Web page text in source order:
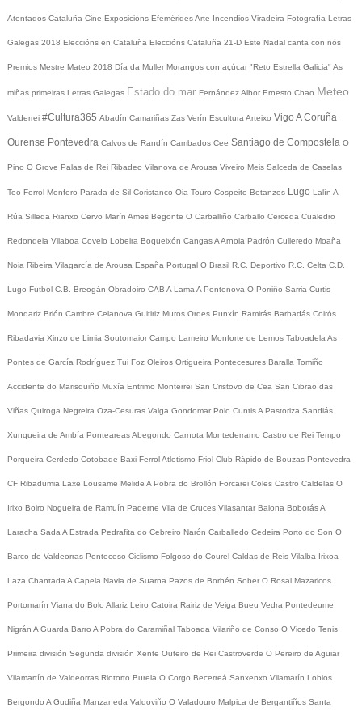
Atentados Cataluña Cine Exposicións EfeméridesArte Incendios Viradeira Fotografía Letras
Galegas 2018 Eleccións en Cataluña Eleccións Cataluña 21-D Este Nadal canta con nós
Premios Mestre Mateo 2018 Día da Muller Morangos con açúcar "Reto Estrella Galicia" As
miñas primeiras Letras Galegas Estado do mar Fernández Albor Ernesto Chao Meteo
Valderrei #Cultura365 Abadín Camariñas Zas Verín Escultura Arteixo Vigo A Coruña
Ourense Pontevedra Calvos de Randín Cambados Cee Santiago de Compostela O
Pino O Grove Palas de Rei Ribadeo Vilanova de Arousa Viveiro Meis Salceda de Caselas
Teo Ferrol Monfero Parada de Sil Coristanco Oia Touro Cospeito Betanzos Lugo Lalín A
Rúa Silleda Rianxo Cervo Marín Ames Begonte O Carballiño Carballo Cerceda Cualedro
Redondela Vilaboa Covelo Lobeira Boqueixón CangasA Arnoia Padrón Culleredo Moaña
Noia Ribeira Vilagarcía de Arousa España Portugal O Brasil R.C. Deportivo R.C. Celta C.D.
Lugo Fútbol C.B. Breogán Obradoiro CAB A Lama A Pontenova O Porriño Sarria Curtis
Mondariz Brión Cambre Celanova Guitiriz Muros Ordes Punxín Ramirás Barbadás Coirós
Ribadavia Xinzo de Limia Soutomaior Campo Lameiro Monforte de Lemos Taboadela As
Pontes de García Rodríguez Tui Foz Oleiros Ortigueira Pontecesures Baralla Tomiño
Accidente do Marisquiño Muxía Entrimo Monterrei San Cristovo de Cea San Cibrao das
Viñas Quiroga Negreira Oza-Cesuras Valga Gondomar Poio CuntisA Pastoriza Sandiás
Xunqueira de Ambía PonteareasAbegondo Carnota Montederramo Castro de Rei Tempo
Porqueira Cerdedo-Cotobade Baxi FerrolAtletismo Friol Club Rápido de Bouzas Pontevedra
CF Ribadumia Laxe Lousame Melide A Pobra do Brollón Forcarei Coles Castro Caldelas O
Irixo Boiro Nogueira de Ramuín Paderne Vila de Cruces Vilasantar Baiona BoborásA
Laracha Sada A Estrada Pedrafita do Cebreiro Narón Carballedo Cedeira Porto do Son O
Barco de Valdeorras Ponteceso Ciclismo Folgoso do Courel Caldas de Reis Vilalba Irixoa
Laza Chantada A Capela Navia de Suarna Pazos de Borbén Sober O Rosal Mazaricos
Portomarín Viana do Bolo Allariz Leiro Catoira Rairiz de Veiga Bueu Vedra Pontedeume
Nigrán A Guarda Barro A Pobra do Caramiñal Taboada Vilariño de Conso O Vicedo Tenis
Primeira división Segunda división Xente Outeiro de Rei Castroverde O Pereiro de Aguiar
Vilamartín de Valdeorras Riotorto Burela O Corgo Becerreá Sanxenxo Vilamarín Lobios
Bergondo A Gudiña Manzaneda Valdoviño O Valadouro Malpica de Bergantiños Santa